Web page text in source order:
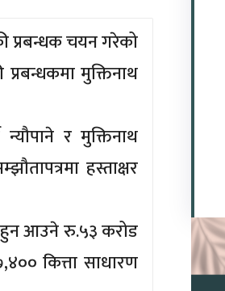
प्रबन्धक चयन गरेको
मुक्तिनाथ
र मुक्तिनाथ
हस्ताक्षर
हुन आउने रु.५३ करोड
कित्ता साधारण